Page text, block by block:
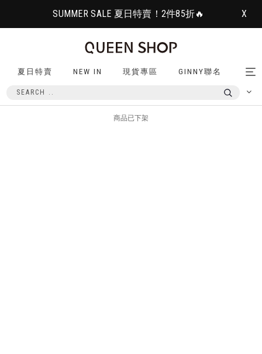
SUMMER SALE 夏日特賣！2件85折🔥 X
夏日特賣 NEW IN 現貨專區 GINNY聯名
商品已下架